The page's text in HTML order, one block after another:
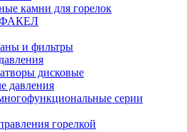
камни для горелок
и фильтры
дисковые
давления
серии
горелкой